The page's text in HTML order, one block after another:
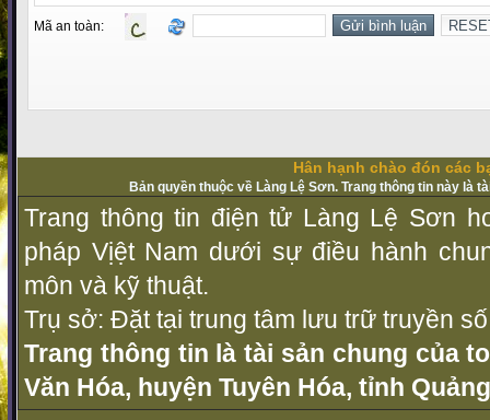
Mã an toàn:
Hân hạnh chào đón các
Bản quyền thuộc về Làng Lệ Sơn. Trang thông tin này là
Trang thông tin điện tử Làng Lệ Sơn
pháp Vịệt Nam dưới sự điều hành
môn và kỹ thuật.
Trụ sở: Đặt tại trung tâm lưu trữ truyền
Trang thông tin là tài sản chung của
Văn Hóa, huyện Tuyên Hóa, tỉnh